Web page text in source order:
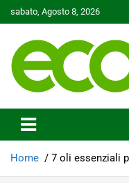
to
sabato, Agosto 8, 2026
Ecoo.it
Home 7 oli essenziali